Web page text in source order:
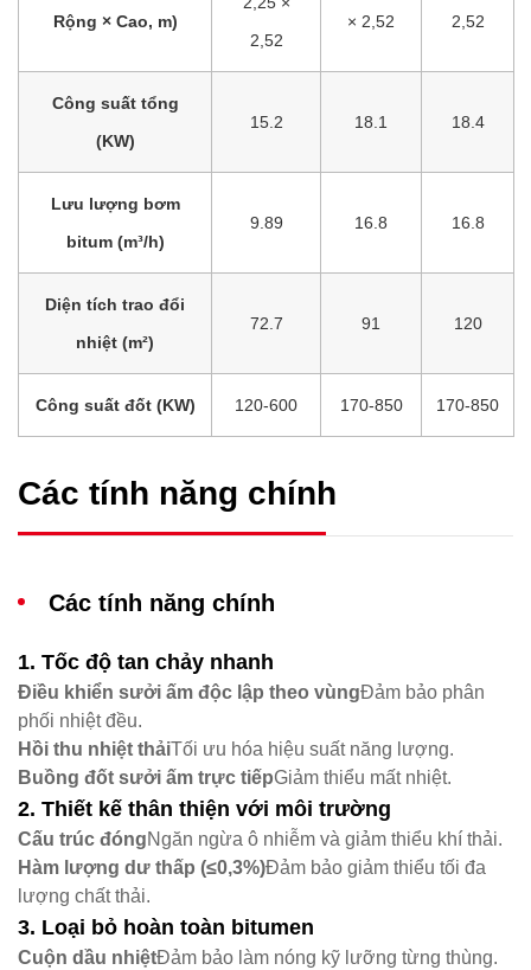
Rộng × Cao, m)
2,52
× 2,52 2,52
Công suất tổng
(KW)
15.2 18.1 18.4
Lưu lượng bơm
bitum (m³/h)
9.89 16.8 16.8
Diện tích trao đổi
nhiệt (m²)
72.7 91 120
Công suất đốt (KW) 120-600 170-850 170-850
Các tính năng chính
Các tính năng chính
1. Tốc độ tan chảy nhanh
Điều khiển sưởi ấm độc lập theo vùngĐảm bảo phân
phối nhiệt đều.
Hồi thu nhiệt thảiTối ưu hóa hiệu suất năng lượng.
Buồng đốt sưởi ấm trực tiếpGiảm thiểu mất nhiệt.
2. Thiết kế thân thiện với môi trường
Cấu trúc đóngNgăn ngừa ô nhiễm và giảm thiểu khí thải.
Hàm lượng dư thấp (≤0,3%)Đảm bảo giảm thiểu tối đa
lượng chất thải.
3. Loại bỏ hoàn toàn bitumen
Cuộn dầu nhiệtĐảm bảo làm nóng kỹ lưỡng từng thùng.